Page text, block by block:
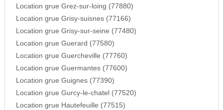
Location grue Grez-sur-loing (77880)
Location grue Grisy-suisnes (77166)
Location grue Grisy-sur-seine (77480)
Location grue Guerard (77580)
Location grue Guercheville (77760)
Location grue Guermantes (77600)
Location grue Guignes (77390)
Location grue Gurcy-le-chatel (77520)
Location grue Hautefeuille (77515)